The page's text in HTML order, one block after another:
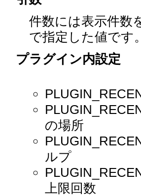
件数には表示件数
で指定した値です
プラグイン内設定
の場所
ルプ
上限回数